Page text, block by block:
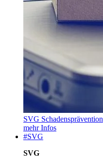
SVG Schadensprävention
mehr Infos
#SVG
SVG